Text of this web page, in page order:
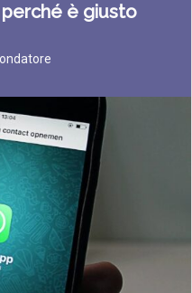
perché è giusto